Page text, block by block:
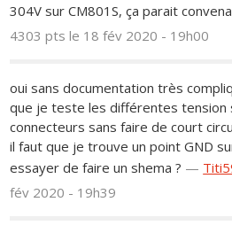
304V sur CM801S, ça parait
4303 ptsle 18 fév 2020 - 19h00
oui sans documentation très
que je teste les différentes tension
connecteurs sans faire de court
il faut que je trouve un point GND
essayer de faire un shema ? —
fév 2020 - 19h39